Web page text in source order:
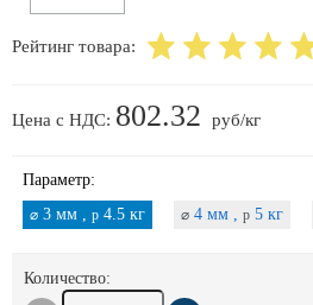
Рейтинг товара:
Цена с НДС: 802.32 руб/кг
Параметр:
⌀ 3 мм , p 4.5 кг ⌀ 4 мм , p 5 кг
Количество: